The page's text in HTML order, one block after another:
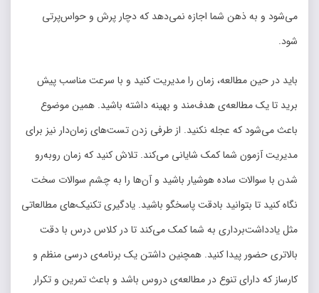
می‌شود و به ذهن شما اجازه نمی‌دهد که دچار پرش و حواس‌‌پرتی
شود.
باید در حین مطالعه، زمان را مدیریت کنید و با سرعت مناسب پیش
برید تا یک مطالعه‌ی هدف‌‌مند و بهینه داشته باشید. همین موضوع
باعث می‌شود که عجله نکنید. از طرفی زدن تست‌های زمان‌دار نیز برای
مدیریت آزمون شما کمک شایانی می‌کند. تلاش کنید که زمان روبه‌رو
شدن با سوالات ساده هوشیار باشید و آن‌ها را به چشم سوالات سخت
نگاه کنید تا بتوانید بادقت پاسخگو باشید. یادگیری تکنیک‌های مطالعاتی
مثل یادداشت‌برداری به شما کمک می‌کند تا در کلاس درس با دقت
بالاتری حضور پیدا کنید. همچنین داشتن یک برنامه‌ی درسی منظم و
کارساز که دارای تنوع در مطالعه‌ی دروس باشد و باعث تمرین و تکرار